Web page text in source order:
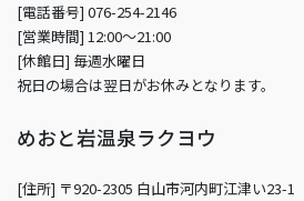
[電話番号] 076-254-2146
[営業時間] 12:00～21:00
[休館日] 毎週水曜日
祝日の場合は翌日がお休みとなります。
めおと岩温泉ラクヨウ
[住所] 〒920-2305 白山市河内町江津い23-1